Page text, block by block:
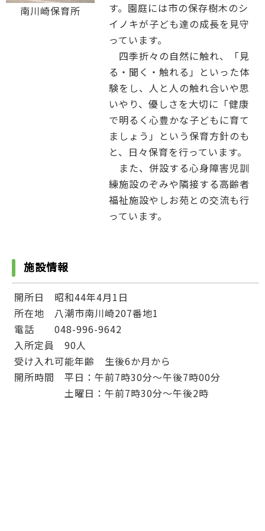
南川崎保育所
す。園庭には市の保存樹木のシ
イノキが子ども達の成長を見守
っています。
四季折々の自然に触れ、「見
る・聞く・触れる」といった体
験をし、人と人の触れ合いや思
いやり、優しさを大切に「健康
で明るく心豊かな子どもに育て
ましょう」という保育方針のも
と、日々保育を行っています。
また、併設する心身障害児訓
練施設のぞみや隣接する高齢者
福祉施設やしお苑との交流も行
っています。
施設情報
開所日 昭和44年4月1日
所在地 八潮市南川崎207番地1
電話 048-996-9642
入所定員 90人
受け入れ可能年齢 生後6か月から
開所時間 平日：午前7時30分～午後7時00分
土曜日：午前7時30分～午後2時